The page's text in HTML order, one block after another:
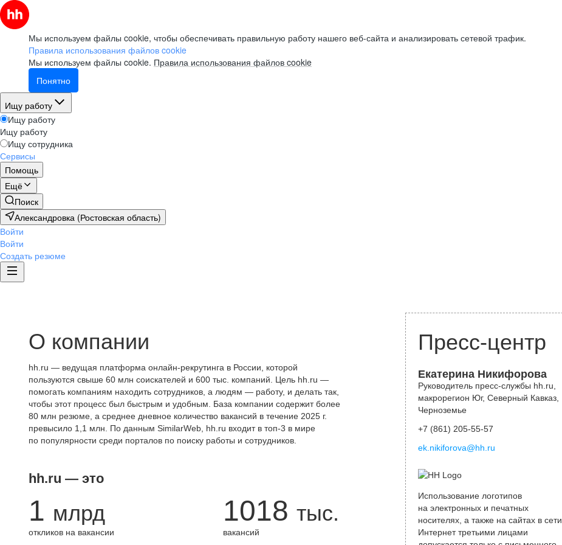
Мы используем файлы cookie, чтобы обеспечивать правильную работу нашего веб-сайта и анализировать сетевой трафик.
Правила использования файлов cookie
Мы используем файлы cookie. Правила использования файлов cookie
Понятно
Ищу работу
Ищу работу
Ищу работу
Ищу сотрудника
Сервисы
Помощь
Ещё
Поиск
Александровка (Ростовская область)
Войти
Войти
Создать резюме
О компании
hh.ru — ведущая платформа онлайн-рекрутинга в России, которой
пользуются свыше 60 млн соискателей и 600 тыс. компаний. Цель hh.ru —
помогать компаниям находить сотрудников, а людям — работу, и делать так,
чтобы этот процесс был быстрым и удобным. База компании содержит более
80 млн резюме, а среднее дневное количество вакансий в течение 2025 г.
превысило 1,1 млн. По данным SimilarWeb, hh.ru входит в топ-3 в мире
по популярности среди порталов по поиску работы и сотрудников.
hh.ru — это
1 млрд
откликов на вакансии
1018 тыс.
вакансий
Пресс-центр
Екатерина Никифорова
Руководитель пресс-службы hh.ru,
макрорегион Юг, Северный Кавказ,
Черноземье
+7 (861) 205-55-57
ek.nikiforova@hh.ru
Использование логотипов
на электронных и печатных
носителях, а также на сайтах в сети
Интернет третьими лицами